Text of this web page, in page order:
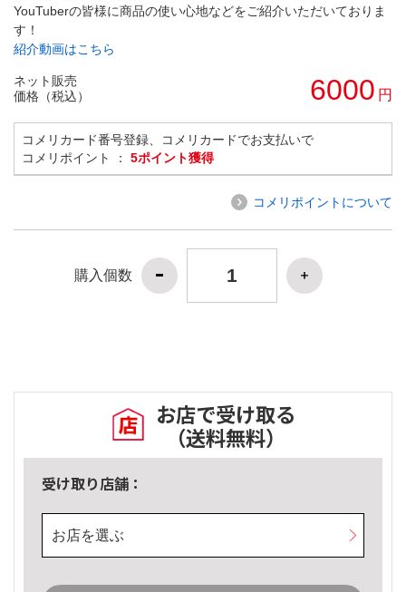
YouTuberの皆様に商品の使い心地などをご紹介いただいておりま
す！
紹介動画はこちら
ネット販売
価格（税込）
6000 円
コメリカード番号登録、コメリカードでお支払いで
コメリポイント ： 5ポイント獲得
コメリポイントについて
購入個数
お店で受け取る
（送料無料）
受け取り店舗：
お店を選ぶ